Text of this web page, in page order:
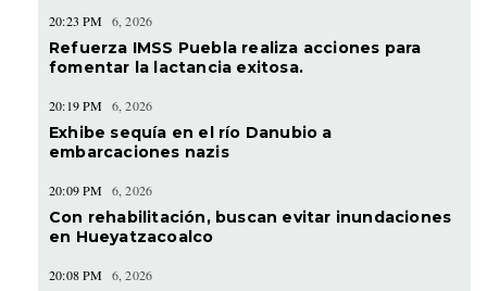
20:23 PM 6, 2026
Refuerza IMSS Puebla realiza acciones para
fomentar la lactancia exitosa.
20:19 PM 6, 2026
Exhibe sequía en el río Danubio a
embarcaciones nazis
20:09 PM 6, 2026
Con rehabilitación, buscan evitar inundaciones
en Hueyatzacoalco
20:08 PM 6, 2026